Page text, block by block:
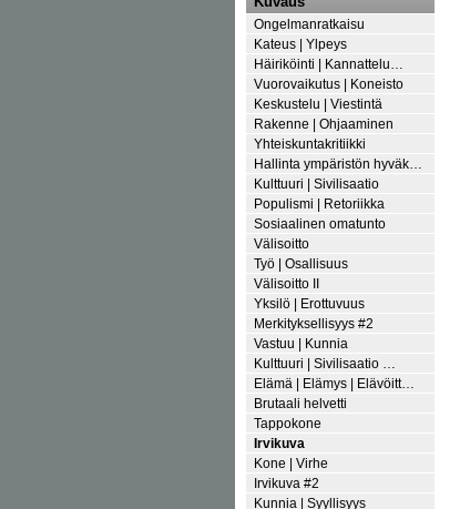
Ongelmanratkaisu
Kateus | Ylpeys
Häiriköinti | Kannattelu…
Vuorovaikutus | Koneisto
Keskustelu | Viestintä
Rakenne | Ohjaaminen
Yhteiskuntakritiikki
Hallinta ympäristön hyväk…
Kulttuuri | Sivilisaatio
Populismi | Retoriikka
Sosiaalinen omatunto
Välisoitto
Työ | Osallisuus
Välisoitto II
Yksilö | Erottuvuus
Merkityksellisyys #2
Vastuu | Kunnia
Kulttuuri | Sivilisaatio …
Elämä | Elämys | Elävöitt…
Brutaali helvetti
Tappokone
Irvikuva
Kone | Virhe
Irvikuva #2
Kunnia | Syyllisyys